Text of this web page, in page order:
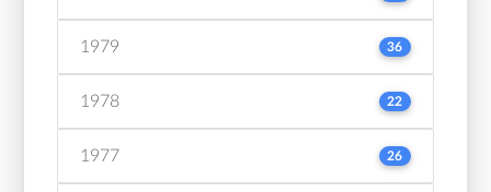
1979 36
1978 22
1977 26